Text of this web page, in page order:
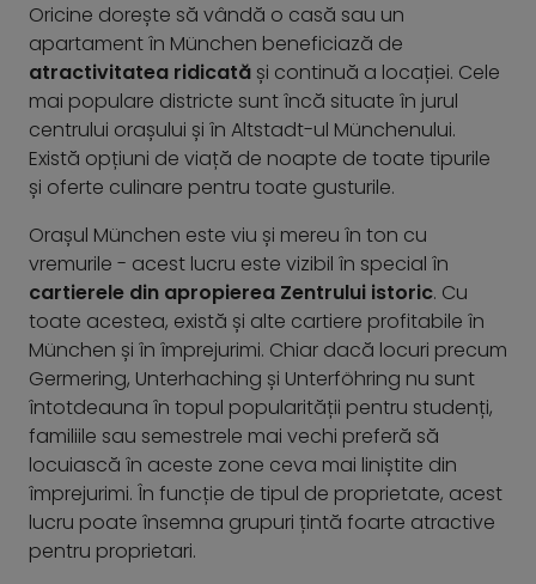
Oricine dorește să vândă o casă sau un
apartament în München beneficiază de
atractivitatea ridicată și continuă a locației. Cele
mai populare districte sunt încă situate în jurul
centrului orașului și în Altstadt-ul Münchenului.
Există opțiuni de viață de noapte de toate tipurile
și oferte culinare pentru toate gusturile.
Orașul München este viu și mereu în ton cu
vremurile - acest lucru este vizibil în special în
cartierele din apropierea Zentrului istoric. Cu
toate acestea, există și alte cartiere profitabile în
München și în împrejurimi. Chiar dacă locuri precum
Germering, Unterhaching și Unterföhring nu sunt
întotdeauna în topul popularității pentru studenți,
familiile sau semestrele mai vechi preferă să
locuiască în aceste zone ceva mai liniștite din
împrejurimi. În funcție de tipul de proprietate, acest
lucru poate însemna grupuri țintă foarte atractive
pentru proprietari.